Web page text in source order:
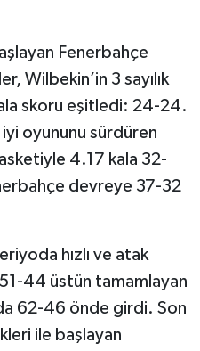
Fenerbahçe
Wilbekin’in 3 sayılık
skoru eşitledi: 24-24.
oyununu sürdüren
4.17 kala 32-
devreye 37-32
hızlı ve atak
44 üstün tamamlayan
62-46 önde girdi. Son
ile başlayan